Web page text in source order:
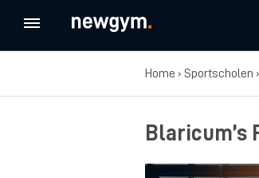
Home › Sportscholen ›